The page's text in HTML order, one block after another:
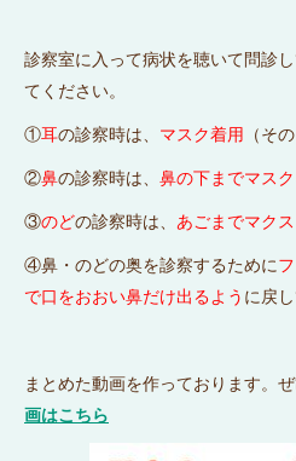
診察室に入って病状を聴いて問診
てください。
①耳の診察時は、 マスク着用 （そ
②鼻の診察時は、 鼻の下までマス
③のどの診察時は、 あごまでマク
④鼻・のどの奥を診察するために
で口をおおい鼻だけ出るよう に戻
まとめた動画を作っております。
画はこちら